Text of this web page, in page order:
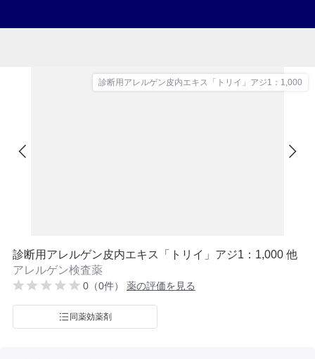
診断用アレルゲン皮内エキス「トリイ」アジ1：1,000
診断用アレルゲン皮内エキス「トリイ」アジ1：1,000 他
アレルゲン検査薬
0（0件） 薬の評価を見る
同薬効薬剤